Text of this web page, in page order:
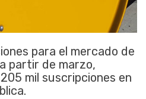
para el mercado de
partir de marzo,
mil suscripciones en